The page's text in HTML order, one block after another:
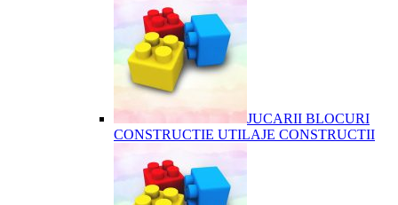
JUCARII BLOCURI
CONSTRUCTIE UTILAJE CONSTRUCTII